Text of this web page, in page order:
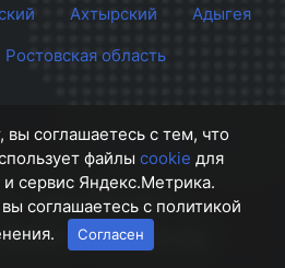
Ахтырский
Адыгея
Ростовская область
- 2026 СМИ Кубани
Напишите нам
вы соглашаетесь с тем, что
файлы cookie для
и сервис Яндекс.Метрика.
соглашаетесь с политикой
Согласен